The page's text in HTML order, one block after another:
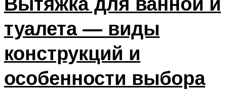
туалета — виды
конструкций и
особенности выбора